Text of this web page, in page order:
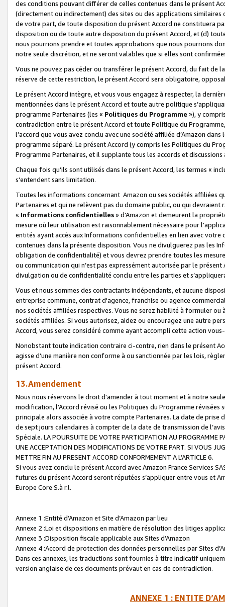
des conditions pouvant différer de celles contenues dans le présent
(directement ou indirectement) des sites ou des applications
de votre part, de toute disposition du présent Accord ne constituera
disposition ou de toute autre disposition du présent Accord, et (d)
nous pourrions prendre et toutes approbations que nous pourrions
notre seule discrétion, et ne seront valables que si elles sont
Vous ne pouvez pas céder ou transférer le présent Accord, du fait de
réserve de cette restriction, le présent Accord sera obligatoire,
Le présent Accord intègre, et vous vous engagez à respecter, la
mentionnées dans le présent Accord et toute autre politique
programme Partenaires (les « Politiques du Programme »), y
contradiction entre le présent Accord et toute Politique du
l’accord que vous avez conclu avec une société affiliée d’Amazon
programme séparé. Le présent Accord (y compris les Politiques du
Programme Partenaires, et il supplante tous les accords et discussions
Chaque fois qu’ils sont utilisés dans le présent Accord, les termes «
s'entendent sans limitation.
Toutes les informations concernant Amazon ou ses sociétés affiliées
Partenaires et qui ne relèvent pas du domaine public, ou qui
« Informations confidentielles» d’Amazon et demeurent la
mesure où leur utilisation est raisonnablement nécessaire pour
entités ayant accès aux Informations confidentielles en lien avec
contenues dans la présente disposition. Vous ne divulguerez pas les
obligation de confidentialité) et vous devrez prendre toutes les
ou communication qui n’est pas expressément autorisée par le
divulgation ou de confidentialité conclu entre les parties et
Vous et nous sommes des contractants indépendants, et aucune
entreprise commune, contrat d'agence, franchise ou agence
nos sociétés affiliées respectives. Vous ne serez habilité à formuler
sociétés affiliées. Si vous autorisez, aidez ou encouragez une autre
Accord, vous serez considéré comme ayant accompli cette action
Nonobstant toute indication contraire ci-contre, rien dans le présent
agisse d’une manière non conforme à ou sanctionnée par les lois,
présent Accord.
13.Amendement
Nous nous réservons le droit d'amender à tout moment et à notre
modification, l’Accord révisé ou les Politiques du Programme
principale alors associée à votre compte Partenaires. La date de
de sept jours calendaires à compter de la date de transmission de
Spéciale. LA POURSUITE DE VOTRE PARTICIPATION AU PROGRAMME
UNE ACCEPTATION DES MODIFICATIONS DE VOTRE PART. SI VOUS
METTRE FIN AU PRESENT ACCORD CONFORMEMENT A L’ARTICLE 6.
Si vous avez conclu le présent Accord avec Amazon France Services
futures du présent Accord seront réputées s’appliquer entre vous et
Europe Core S.à r.l.
Annexe 1 :Entité d’Amazon et Site d’Amazon par lieu
Annexe 2 :Loi et dispositions en matière de résolution des litiges
Annexe 3 :Disposition fiscale applicable aux Sites d’Amazon
Annexe 4 :Accord de protection des données personnelles par Sites
Dans ces annexes, les traductions sont fournies à titre indicatif
version anglaise de ces documents prévaut en cas de contradiction.
ANNEXE 1 : ENTITE